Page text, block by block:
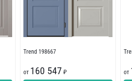
Trend 198667
от 160 547 ₽ от